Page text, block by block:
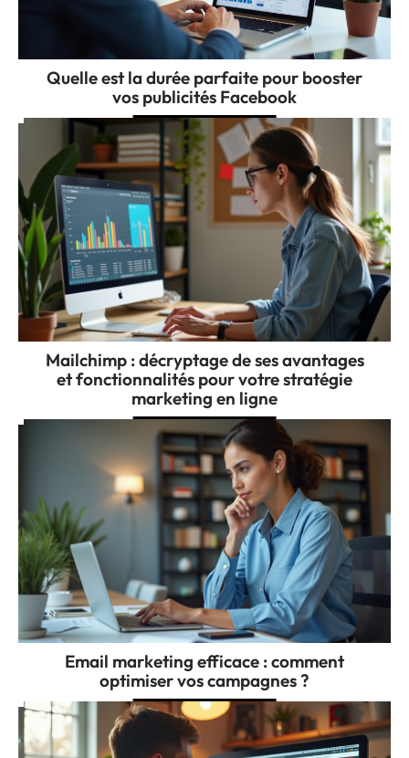
Quelle est la durée parfaite pour booster
vos publicités Facebook
Mailchimp : décryptage de ses avantages
et fonctionnalités pour votre stratégie
marketing en ligne
Email marketing efficace : comment
optimiser vos campagnes ?